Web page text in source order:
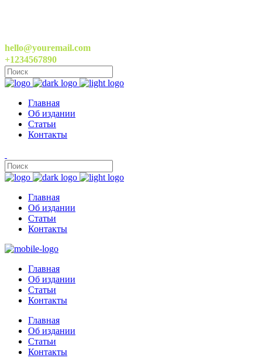
hello@youremail.com
+1234567890
Главная
Об издании
Статьи
Контакты
Главная
Об издании
Статьи
Контакты
Главная
Об издании
Статьи
Контакты
Главная
Об издании
Статьи
Контакты